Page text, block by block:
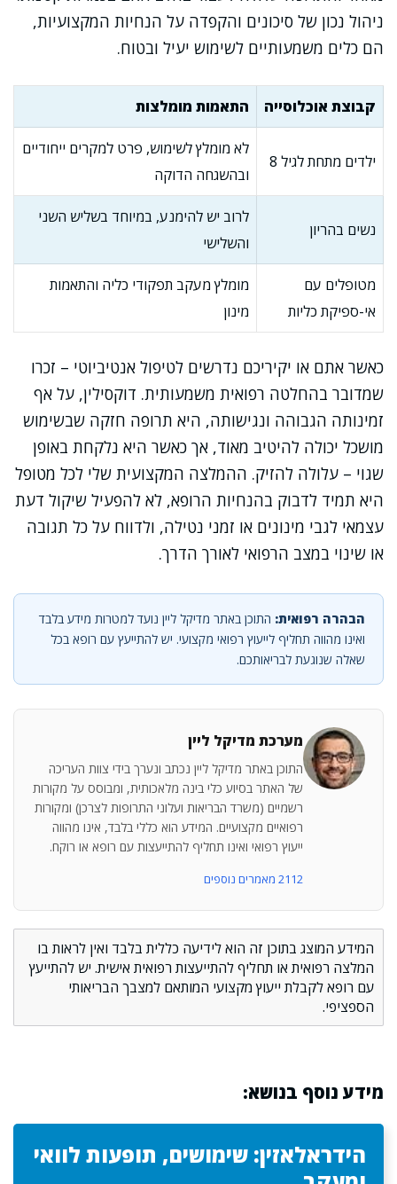
ניהול נכון של סיכונים והקפדה על הנחיות המקצועיות,
הם כלים משמעותיים לשימוש יעיל ובטוח.
קבוצת אוכלוסייה התאמות מומלצות
ילדים מתחת לגיל 8
לא מומלץ לשימוש, פרט למקרים ייחודיים
ובהשגחה הדוקה
נשים בהריון
לרוב יש להימנע, במיוחד בשליש השני
והשלישי
מטופלים עם
אי-ספיקת כליות
מומלץ מעקב תפקודי כליה והתאמות
מינון
כאשר אתם או יקיריכם נדרשים לטיפול אנטיביוטי – זכרו
שמדובר בהחלטה רפואית משמעותית. דוקסילין, על אף
זמינותה הגבוהה ונגישותה, היא תרופה חזקה שבשימוש
מושכל יכולה להיטיב מאוד, אך כאשר היא נלקחת באופן
שגוי – עלולה להזיק. ההמלצה המקצועית שלי לכל מטופל
היא תמיד לדבוק בהנחיות הרופא, לא להפעיל שיקול דעת
עצמאי לגבי מינונים או זמני נטילה, ולדווח על כל תגובה
או שינוי במצב הרפואי לאורך הדרך.
הבהרה רפואית: התוכן באתר מדיקל ליין נועד למטרות מידע בלבד
ואינו מהווה תחליף לייעוץ רפואי מקצועי. יש להתייעץ עם רופא בכל
שאלה שנוגעת לבריאותכם.
מערכת מדיקל ליין
התוכן באתר מדיקל ליין נכתב ונערך בידי צוות העריכה
של האתר בסיוע כלי בינה מלאכותית, ומבוסס על מקורות
רשמיים (משרד הבריאות ועלוני התרופות לצרכן) ומקורות
רפואיים מקצועיים. המידע הוא כללי בלבד, אינו מהווה
ייעוץ רפואי ואינו תחליף להתייעצות עם רופא או רוקח.
2112 מאמרים נוספים
המידע המוצג בתוכן זה הוא לידיעה כללית בלבד ואין לראות בו
המלצה רפואית או תחליף להתייעצות רפואית אישית. יש להתייעץ
עם רופא לקבלת ייעוץ מקצועי המותאם למצבך הבריאותי
הספציפי.
מידע נוסף בנושא:
הידראלאזין: שימושים, תופעות לוואי